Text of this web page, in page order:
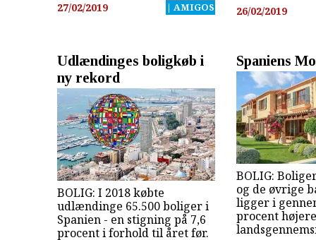
27/02/2019 | AMIGOS 26/02/2019
Udlændinges boligkøb i
ny rekord
BOLIG: I 2018 købte
udlændinge 65.500 boliger i
Spanien - en stigning på 7,6
procent i forhold til året før.
Spaniens
BOLIG:
og de øvrige
ligger i
procent